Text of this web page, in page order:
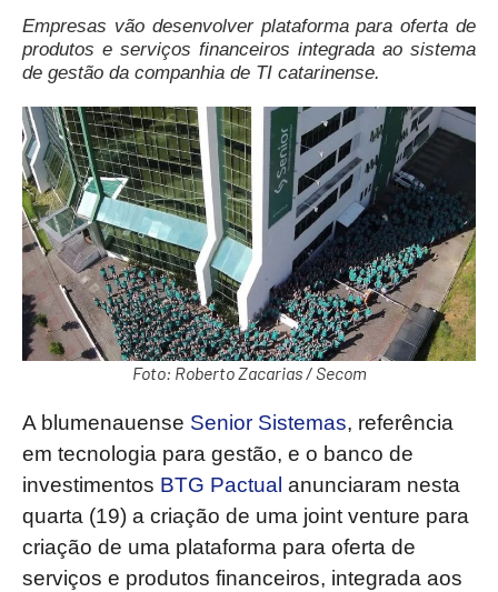
Empresas vão desenvolver plataforma para oferta de
produtos e serviços financeiros integrada ao sistema
de gestão da companhia de TI catarinense.
Foto: Roberto Zacarias / Secom
A blumenauense Senior Sistemas, referência
em tecnologia para gestão, e o banco de
investimentos BTG Pactual anunciaram nesta
quarta (19) a criação de uma joint venture para
criação de uma plataforma para oferta de
serviços e produtos financeiros, integrada aos